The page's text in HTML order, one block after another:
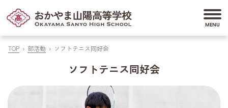
TOP 部活動 ソフトテニス同好会
ソフトテニス同好会